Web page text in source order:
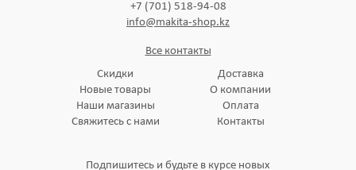
+7 (701) 518-94-08
info@makita-shop.kz
Все контакты
Скидки
Новые товары
Наши магазины
Свяжитесь с нами
Доставка
О компании
Оплата
Контакты
Подпишитесь и будьте в курсе новых